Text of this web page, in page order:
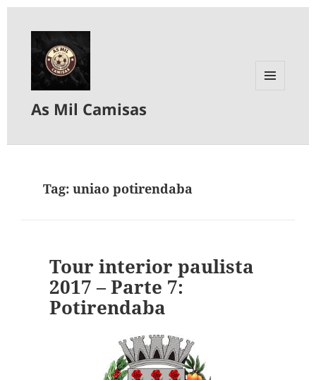
As Mil Camisas
Tag:uniao potirendaba
Tour interior paulista
2017 – Parte 7:
Potirendaba